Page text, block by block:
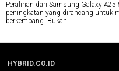
Peralihan dari Samsung Galaxy
peningkatan yang dirancang untuk
berkembang. Bukan
HYBRID.CO.ID